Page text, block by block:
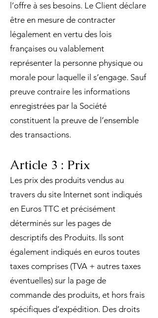
l’offre à ses besoins. Le Client déclare
être en mesure de contracter
légalement en vertu des lois
françaises ou valablement
représenter la personne physique ou
morale pour laquelle il s’engage. Sauf
preuve contraire les informations
enregistrées par la Société
constituent la preuve de l’ensemble
des transactions.
Article 3 : Prix
Les prix des produits vendus au
travers du site Internet sont indiqués
en Euros TTC et précisément
déterminés sur les pages de
descriptifs des Produits. Ils sont
également indiqués en euros toutes
taxes comprises (TVA + autres taxes
éventuelles) sur la page de
commande des produits, et hors frais
spécifiques d’expédition. Des droits